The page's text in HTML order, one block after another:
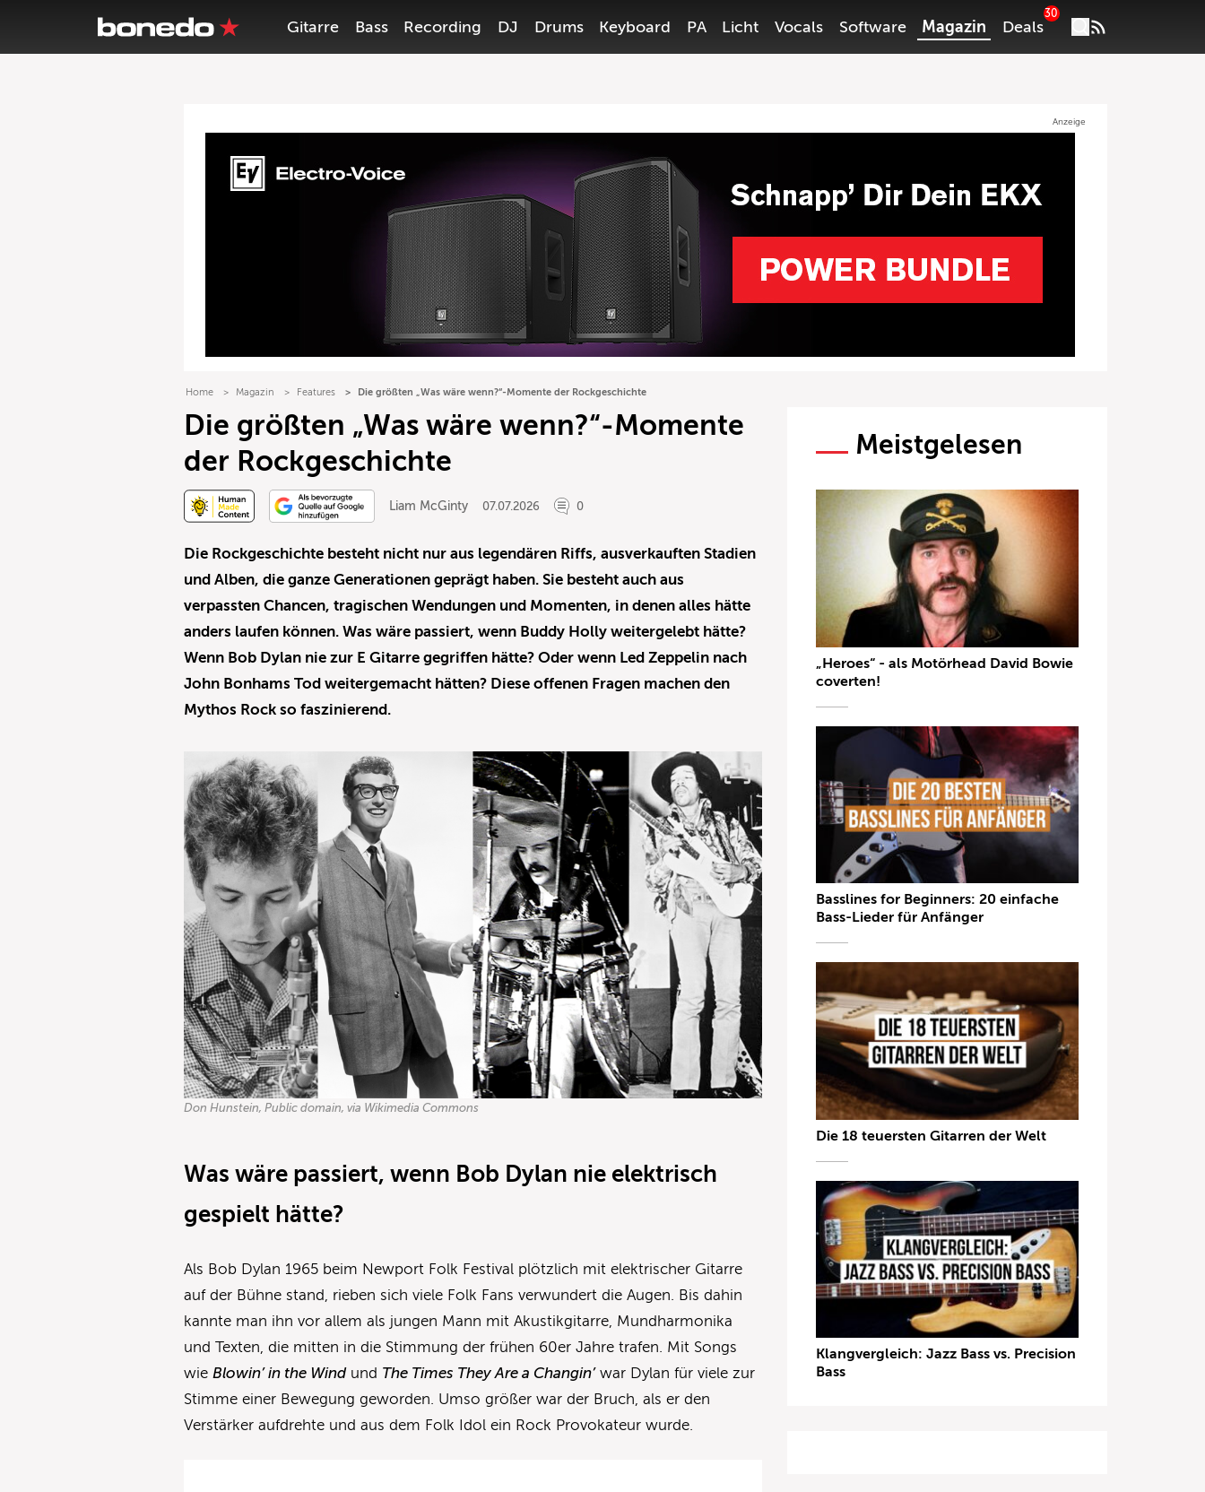
Gitarre Bass Recording DJ Drums Keyboard PA Licht Vocals Software Magazin Deals
30
Anzeige
Home Magazin Features Die größten „Was wäre wenn?“-Momente der Rockgeschichte
Die größten „Was wäre wenn?“-Momente
der Rockgeschichte
Liam McGinty 07.07.2026 0
Die Rockgeschichte besteht nicht nur aus legendären Riffs, ausverkauften Stadien
und Alben, die ganze Generationen geprägt haben. Sie besteht auch aus
verpassten Chancen, tragischen Wendungen und Momenten, in denen alles hätte
anders laufen können. Was wäre passiert, wenn Buddy Holly weitergelebt hätte?
Wenn Bob Dylan nie zur E Gitarre gegriffen hätte? Oder wenn Led Zeppelin nach
John Bonhams Tod weitergemacht hätten? Diese offenen Fragen machen den
Mythos Rock so faszinierend.
Don Hunstein, Public domain, via Wikimedia Commons
Was wäre passiert, wenn Bob Dylan nie elektrisch
gespielt hätte?
Als Bob Dylan 1965 beim Newport Folk Festival plötzlich mit elektrischer Gitarre
auf der Bühne stand, rieben sich viele Folk Fans verwundert die Augen. Bis dahin
kannte man ihn vor allem als jungen Mann mit Akustikgitarre, Mundharmonika
und Texten, die mitten in die Stimmung der frühen 60er Jahre trafen. Mit Songs
wie Blowin’ in the Windund The Times They Are a Changin’war Dylan für viele zur
Stimme einer Bewegung geworden. Umso größer war der Bruch, als er den
Verstärker aufdrehte und aus dem Folk Idol ein Rock Provokateur wurde.
Meistgelesen
„Heroes“ - als Motörhead David Bowie
coverten!
Basslines for Beginners: 20 einfache
Bass-Lieder für Anfänger
Die 18 teuersten Gitarren der Welt
Klangvergleich: Jazz Bass vs. Precision
Bass